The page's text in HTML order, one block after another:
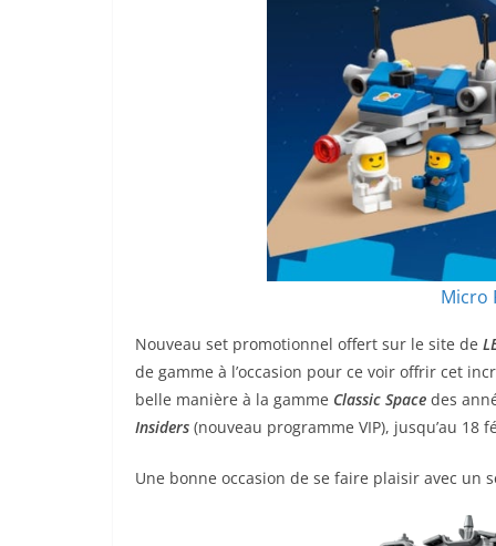
Micro
Nouveau set promotionnel offert sur le site de
de gamme à l’occasion pour ce voir offrir cet
belle manière à la gamme Classic Space des
Insiders (nouveau programme VIP), jusqu’au 18
Une bonne occasion de se faire plaisir avec un